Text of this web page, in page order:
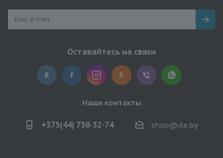
Оставайтесь на связи
Наши контакты
+375(44) 738-32-74 shop@da.by